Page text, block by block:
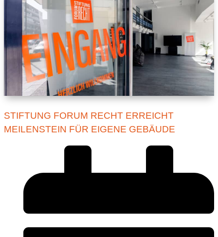
STIFTUNG FORUM RECHT ERREICHT
MEILENSTEIN FÜR EIGENE GEBÄUDE